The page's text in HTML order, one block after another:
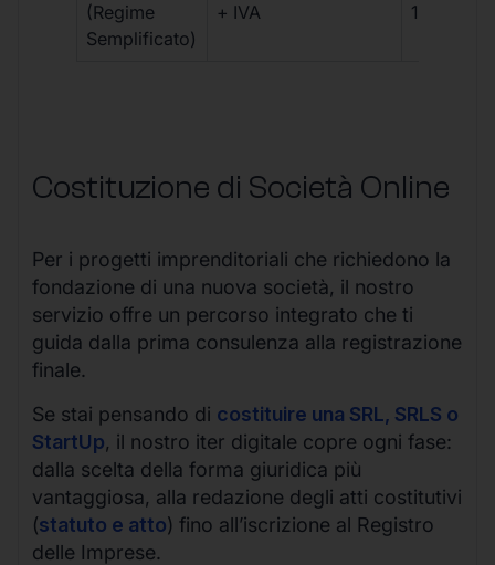
(Regime
Semplificato)
+ IVA
1800 € +
Costituzione di Società Online
Per i progetti imprenditoriali che richiedono la
fondazione di una nuova società, il nostro
servizio offre un percorso integrato che ti
guida dalla prima consulenza alla registrazione
finale.
Se stai pensando di costituire una SRL, SRLS o
StartUp, il nostro iter digitale copre ogni fase:
dalla scelta della forma giuridica più
vantaggiosa, alla redazione degli atti costitutivi
(statuto e atto) fino all’iscrizione al Registro
delle Imprese.